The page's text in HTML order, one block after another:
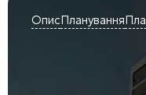
ОписПланування